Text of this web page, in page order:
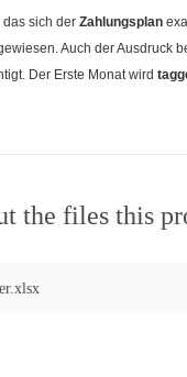
das sich der Zahlungsplan
Auch der Ausdruck
Der Erste Monat wird
the files this